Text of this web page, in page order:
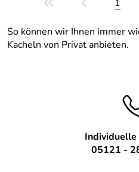
1
So können wir Ihnen immer
Kacheln von Privat anbieten.
05121 -